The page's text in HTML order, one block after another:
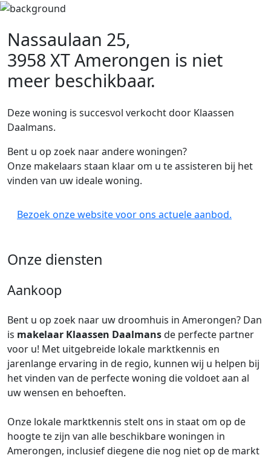
Nassaulaan 25,
3958 XT Amerongen is niet
meer beschikbaar.
Deze woning is succesvol verkocht door Klaassen
Daalmans.
Bent u op zoek naar andere woningen?
Onze makelaars staan klaar om u te assisteren bij het
vinden van uw ideale woning.
Bezoek onze website voor ons actuele aanbod.
Onze diensten
Aankoop
Bent u op zoek naar uw droomhuis in Amerongen? Dan
is makelaar Klaassen Daalmansde perfecte partner
voor u! Met uitgebreide lokale marktkennis en
jarenlange ervaring in de regio, kunnen wij u helpen bij
het vinden van de perfecte woning die voldoet aan al
uw wensen en behoeften.
Onze lokale marktkennis stelt ons in staat om op de
hoogte te zijn van alle beschikbare woningen in
Amerongen, inclusief diegene die nog niet op de markt